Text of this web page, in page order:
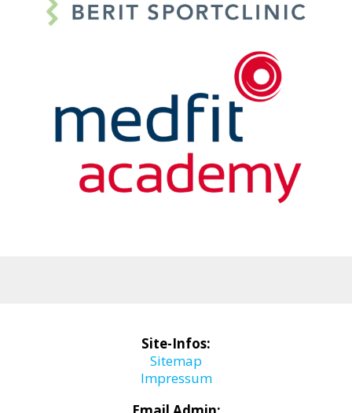
Site-Infos:
Sitemap
Impressum